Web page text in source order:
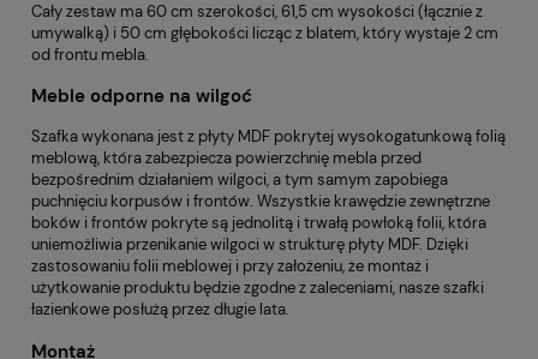
Cały zestaw ma 60 cm szerokości, 61,5 cm wysokości (łącznie z
umywalką) i 50 cm głębokości licząc z blatem, który wystaje 2 cm
od frontu mebla.
Meble odporne na wilgoć
Szafka wykonana jest z płyty MDF pokrytej wysokogatunkową folią
meblową, która zabezpiecza powierzchnię mebla przed
bezpośrednim działaniem wilgoci, a tym samym zapobiega
puchnięciu korpusów i frontów. Wszystkie krawędzie zewnętrzne
boków i frontów pokryte są jednolitą i trwałą powłoką folii, która
uniemożliwia przenikanie wilgoci w strukturę płyty MDF. Dzięki
zastosowaniu folii meblowej i przy założeniu, że montaż i
użytkowanie produktu będzie zgodne z zaleceniami, nasze szafki
łazienkowe posłużą przez długie lata.
Montaż